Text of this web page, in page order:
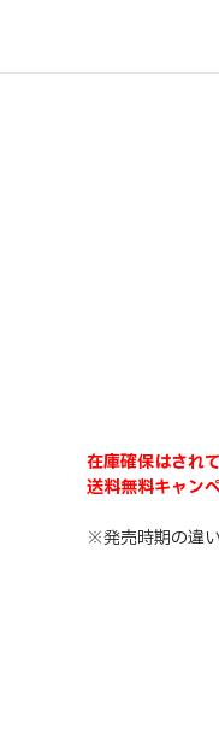
在庫確保はされ
送料無料キャン
※発売時期の違